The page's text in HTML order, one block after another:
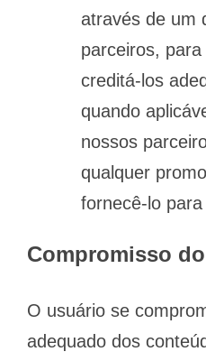
através de um
parceiros,
creditá-los
quando
nossos
qualquer
fornecê-lo
Compromisso
O usuário se
adequado dos